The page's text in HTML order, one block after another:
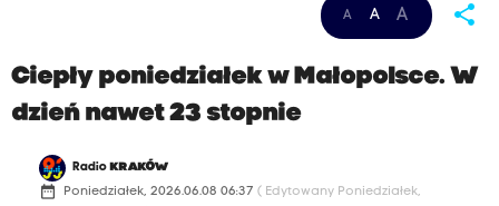
A A A share
Ciepły poniedziałek w Małopolsce. W
dzień nawet 23 stopnie
Radio KRAKÓW
date_range Poniedziałek, 2026.06.08 06:37 ( Edytowany Poniedziałek,